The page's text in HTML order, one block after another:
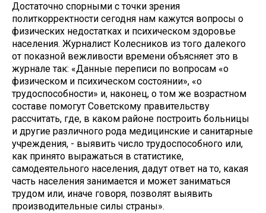
Достаточно спорными с точки зрения
политкорректности сегодня нам кажутся вопросы о
физических недостатках и психическом здоровье
населения. Журналист Колесников из того далекого
от показной вежливости времени объясняет это в
журнале так: «Данные переписи по вопросам «о
физическом и психическом состоянии», «о
трудоспособности» и, наконец, о том же возрастном
составе помогут Советскому правительству
рассчитать, где, в каком районе построить больницы
и другие различного рода медицинские и санитарные
учреждения, - выявить число трудоспособного или,
как принято выражаться в статистике,
самодеятельного населения, дадут ответ на то, какая
часть населения занимается и может заниматься
трудом или, иначе говоря, позволят выявить
производительные силы страны».